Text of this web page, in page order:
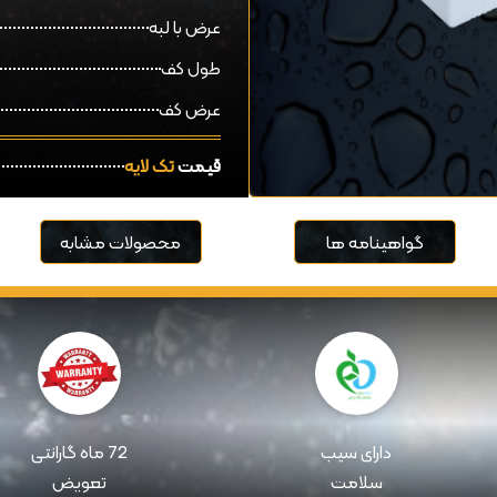
عرض با لبه
طول کف
عرض کف
قیمتتک لایه
گواهینامه ها محصولات مشابه
دارای سیب
سلامت
72 ماه گارانتی
تعویض